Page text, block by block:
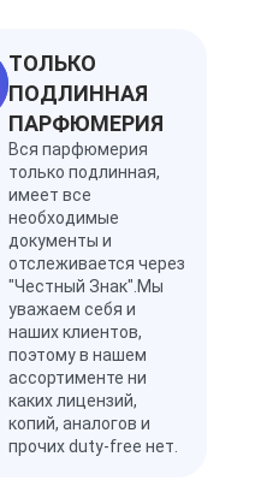
ТОЛЬКО
ПОДЛИННАЯ
ПАРФЮМЕРИЯ
Вся парфюмерия
только подлинная,
имеет все
необходимые
документы и
отслеживается через
"Честный Знак".Мы
уважаем себя и
наших клиентов,
поэтому в нашем
ассортименте ни
каких лицензий,
копий, аналогов и
прочих duty-free нет.